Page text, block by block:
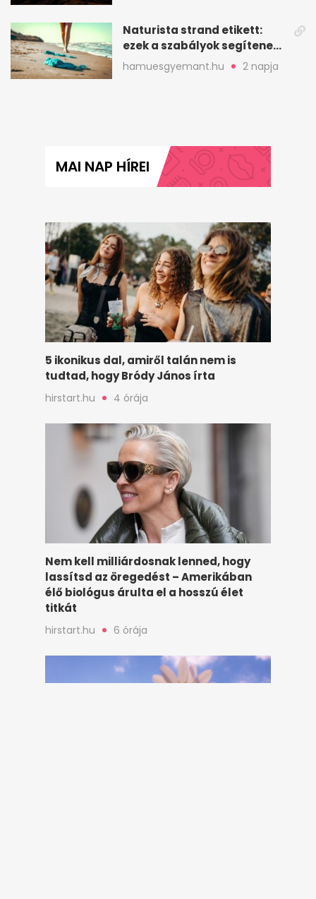
Naturista strand etikett:
ezek a szabályok segítenek
komfortosan lenni
hamuesgyemant.hu 2 napja
MAI NAP HÍREI
5 ikonikus dal, amiről talán nem is
tudtad, hogy Bródy János írta
hirstart.hu 4 órája
Nem kell milliárdosnak lenned, hogy
lassítsd az öregedést – Amerikában
élő biológus árulta el a hosszú élet
titkát
hirstart.hu 6 órája